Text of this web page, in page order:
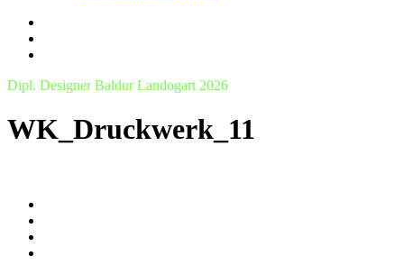
Dipl. Designer Baldur Landogart 2026
WK_Druckwerk_11